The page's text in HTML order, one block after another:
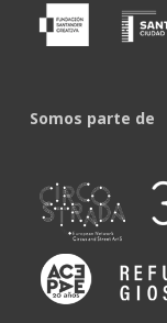
Somos parte de